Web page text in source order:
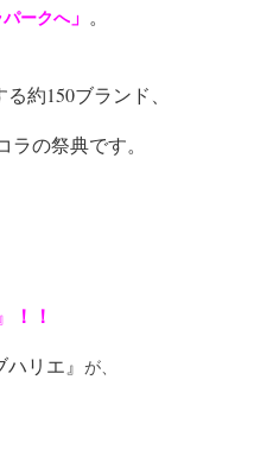
ークへ 」 。
約150ブランド、
の祭典です。
』 ！！
リエ』 が、